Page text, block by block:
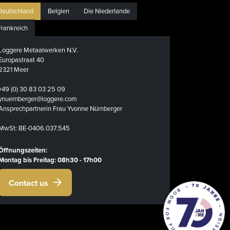
Belgien
Die Niederlande
Metaalwerken N.V.
40
Meer
(0) 30 83 03 25 09
Frau Yvonne Nürnberger
BE-0406.037.545
bis Freitag: 08h30 - 17h00
Contact us